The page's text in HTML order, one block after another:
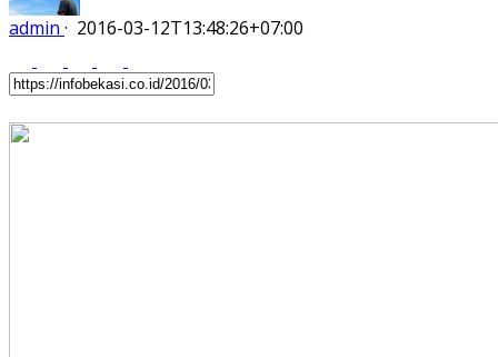
admin · 2016-03-12T13:48:26+07:00